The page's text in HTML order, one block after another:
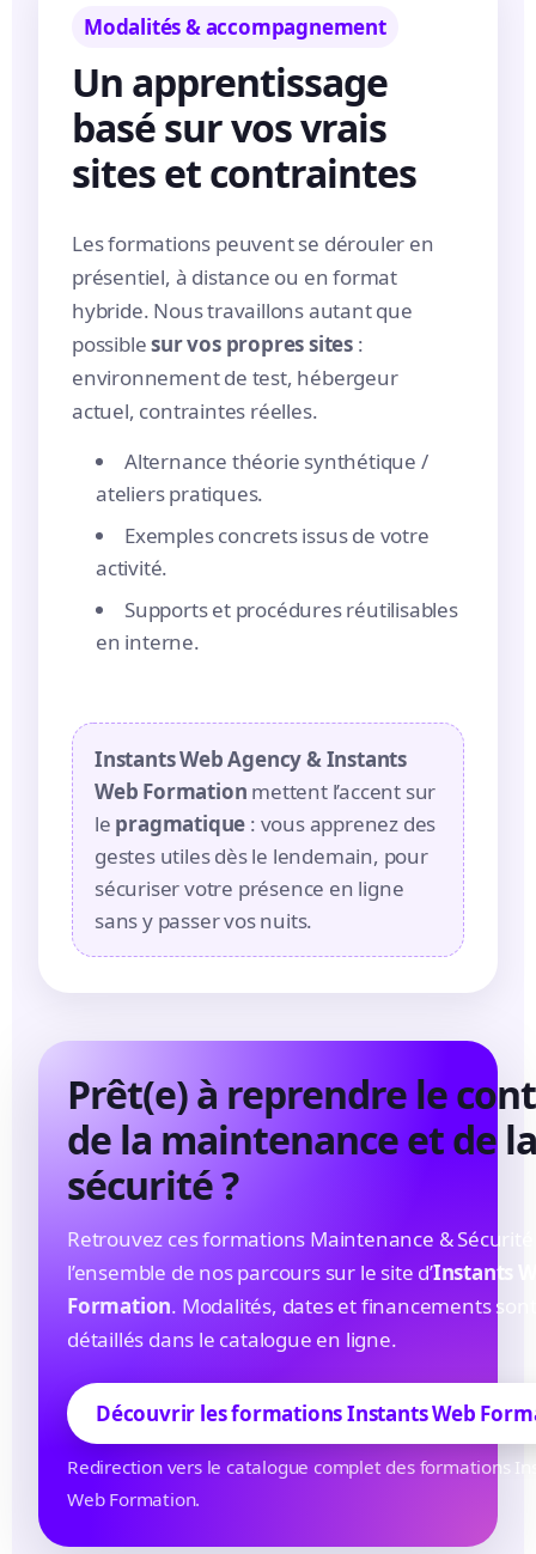
Modalités & accompagnement
Un apprentissage
basé sur vos vrais
sites et contraintes
Les formations peuvent se dérouler en
présentiel, à distance ou en format
hybride. Nous travaillons autant que
possiblesur vos propres sites :
environnement de test, hébergeur
actuel, contraintes réelles.
Alternance théorie synthétique /
ateliers pratiques.
Exemples concrets issus de votre
activité.
Supports et procédures réutilisables
en interne.
Instants Web Agency & Instants
Web Formation mettent l’accent sur
le pragmatique : vous apprenez des
gestes utiles dès le lendemain, pour
sécuriser votre présence en ligne
sans y passer vos nuits.
Prêt(e) à reprendre le
de la maintenance et de la
sécurité ?
Retrouvez ces formations Maintenance &
l’ensemble de nos parcours sur le site d’Instants
Formation. Modalités, dates et financements sont
détaillés dans le catalogue en ligne.
Découvrir les formations Instants Web
Redirection vers le catalogue complet des formations
Web Formation.